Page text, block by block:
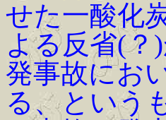
せた一酸化
よる反省(？
発事故にお
る、という